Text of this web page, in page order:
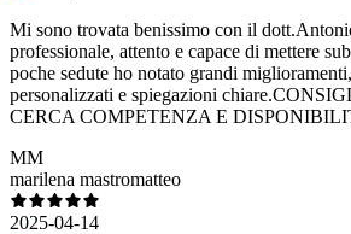
Mi sono trovata benissimo con il
professionale, attento e capace di mettere
poche sedute ho notato grandi
personalizzati e spiegazioni
CERCA COMPETENZA E
MM
marilena mastromatteo
2025-04-14